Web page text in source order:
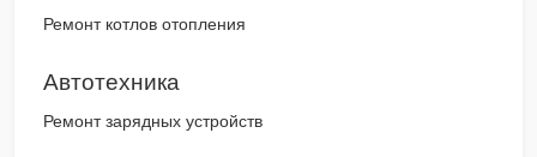
Ремонт котлов отопления
Автотехника
Ремонт зарядных устройств